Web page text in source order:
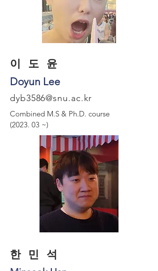
​이 도 윤
Doyun Lee
dyb3586@snu.ac.kr
Combined M.S & Ph.D. course
(2023. 03 ~)
​한 민 석